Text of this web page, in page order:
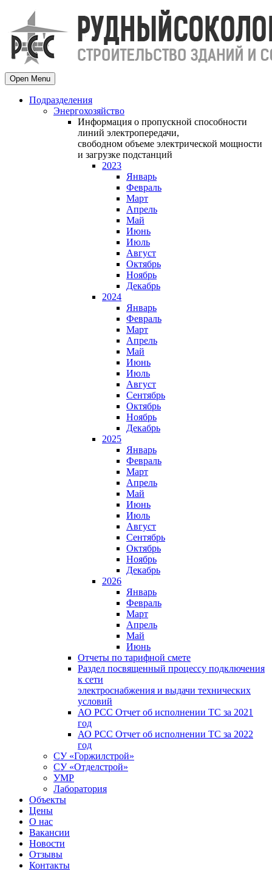
Open Menu
Подразделения
Энергохозяйство
Информация о пропускной способности
линий электропередачи,
свободном объеме электрической мощности
и загрузке подстанций
2023
Январь
Февраль
Март
Апрель
Май
Июнь
Июль
Август
Октябрь
Ноябрь
Декабрь
2024
Январь
Февраль
Март
Апрель
Май
Июнь
Июль
Август
Сентябрь
Октябрь
Ноябрь
Декабрь
2025
Январь
Февраль
Март
Апрель
Май
Июнь
Июль
Август
Сентябрь
Октябрь
Ноябрь
Декабрь
2026
Январь
Февраль
Март
Апрель
Май
Июнь
Отчеты по тарифной смете
Раздел посвященный процессу подключения
к сети
электроснабжения и выдачи технических
условий
АО РСС Отчет об исполнении ТС за 2021
год
АО РСС Отчет об исполнении ТС за 2022
год
СУ «Горжилстрой»
СУ «Отделстрой»
УМР
Лаборатория
Объекты
Цены
О нас
Вакансии
Новости
Отзывы
Контакты